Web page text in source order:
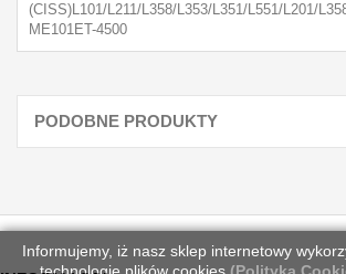
(CISS)L101/L211/L358/L353/L351/L551/L201/
ME101ET-4500
PODOBNE PRODUKTY
Informujemy, iż nasz sklep internetowy